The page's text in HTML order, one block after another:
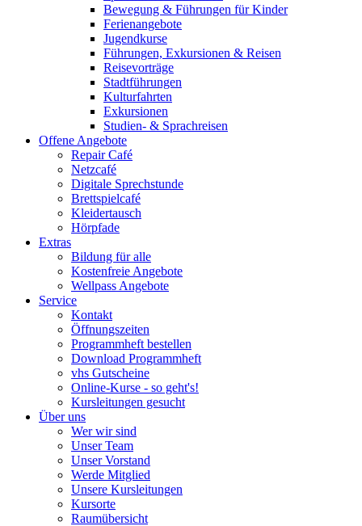
Bewegung & Führungen für Kinder
Ferienangebote
Jugendkurse
Führungen, Exkursionen & Reisen
Reisevorträge
Stadtführungen
Kulturfahrten
Exkursionen
Studien- & Sprachreisen
Offene Angebote
Repair Café
Netzcafé
Digitale Sprechstunde
Brettspielcafé
Kleidertausch
Hörpfade
Extras
Bildung für alle
Kostenfreie Angebote
Wellpass Angebote
Service
Kontakt
Öffnungszeiten
Programmheft bestellen
Download Programmheft
vhs Gutscheine
Online-Kurse - so geht's!
Kursleitungen gesucht
Über uns
Wer wir sind
Unser Team
Unser Vorstand
Werde Mitglied
Unsere Kursleitungen
Kursorte
Raumübersicht